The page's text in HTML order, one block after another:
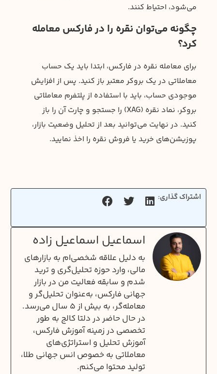
می‌شود، احتیاط کنند.
چگونه می‌توان نقره را در فارکس معامله
کرد؟
برای معامله نقره در فارکس، ابتدا باید یک حساب
معاملاتی در یک بروکر معتبر باز کنید. پس از افزایش
موجودی حساب، باید با استفاده از پلتفرم معاملاتی
بروکر، نماد نقره (XAG) را جستجو و چارت آن را باز
کنید. در نهایت می‌توانید بعد از تحلیل وضعیت بازار،
پوزیشن‌های خرید یا فروش نقره را اخذ نمایید.
اشتراک گذاری:
اسماعیل اسماعیل زاده
به دلیل علاقه شخصی‌‌ام به بازارهای
مالی، وارد حوزه تحلیل‌گری و ترید
شدم و سابقه فعالیت من در بازار
جهانی فارکس، به‌عنوان تحلیل‌گر و
معامله‌گر، به بیش از ۵ سال می‌رسد.
در حال حاضر در دلتا کالج به طور
تخصصی در زمینه آموزش فارکس،
آموزش تحلیل و استراتژی‌های
معاملاتی به خصوص انس جهانی طلا،
تولید محتوا می‌کنم.